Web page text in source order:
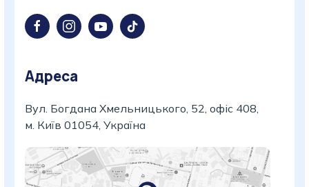
Адреса
Вул. Богдана Хмельницького, 52, офіс 408,
м. Київ 01054, Україна